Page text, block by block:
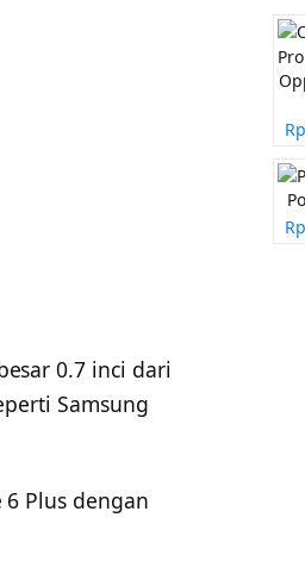
0.7 inci dari
Samsung
Plus dengan